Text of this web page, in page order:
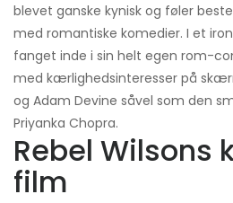
blevet ganske kynisk og føler
med romantiske komedier. I et
fanget inde i sin helt egen rom-
med kærlighedsinteresser på
og Adam Devine såvel som den
Priyanka Chopra.
Rebel Wilsons
film